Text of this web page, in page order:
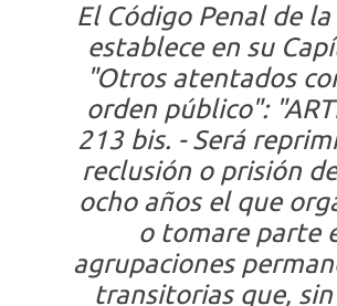
El Código Penal de
establece en su
"Otros atentados
orden público":
213 bis. - Será
reclusión o prisión
ocho años el que
o tomare parte
agrupaciones
transitorias que,